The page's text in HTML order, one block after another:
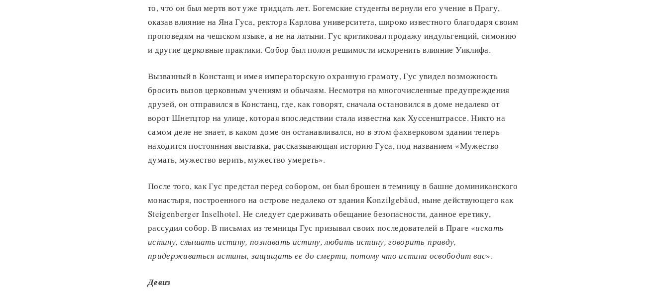
то, что он был мертв вот уже тридцать лет. Богемские студенты вернули его учение в Прагу,
оказав влияние на Яна Гуса, ректора Карлова университета, широко известного благодаря своим
проповедям на чешском языке, а не на латыни. Гус критиковал продажу индульгенций, симонию
и другие церковные практики. Собор был полон решимости искоренить влияние Уиклифа.
Вызванный в Констанц и имея императорскую охранную грамоту, Гус увидел возможность
бросить вызов церковным учениям и обычаям. Несмотря на многочисленные предупреждения
друзей, он отправился в Констанц, где, как говорят, сначала остановился в доме недалеко от
ворот Шнетцтор на улице, которая впоследствии стала известна как Хуссенштрассе. Никто на
самом деле не знает, в каком доме он останавливался, но в этом фахверковом здании теперь
находится постоянная выставка, рассказывающая историю Гуса, под названием «Мужество
думать, мужество верить, мужество умереть».
После того, как Гус предстал перед собором, он был брошен в темницу в башне доминиканского
монастыря, построенного на острове недалеко от здания Konzilgebäud, ныне действующего как
Steigenberger Inselhotel. Не следует сдерживать обещание безопасности, данное еретику,
рассудил собор. В письмах из темницы Гус призывал своих последователей в Праге «искать
истину, слышать истину, познавать истину, любить истину, говорить правду,
придерживаться истины, защищать ее до смерти, потому что истина освободит вас».
Девиз